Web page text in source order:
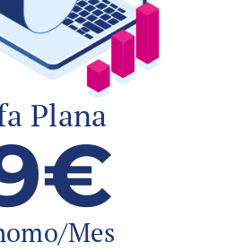
Plana
Mes